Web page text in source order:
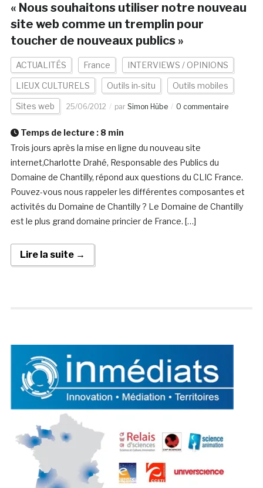
« Nous souhaitons utiliser notre nouveau
site web comme un tremplin pour
toucher de nouveaux publics »
ACTUALITÉS France INTERVIEWS / OPINIONS
LIEUX CULTURELS Outils in-situ Outils mobiles
Sites web 25/06/2012 par Simon Hübe 0 commentaire
Temps de lecture : 8 min
Trois jours après la mise en ligne du nouveau site
internet,Charlotte Drahé, Responsable des Publics du
Domaine de Chantilly, répond aux questions du CLIC France.
Pouvez-vous nous rappeler les différentes composantes et
activités du Domaine de Chantilly ? Le Domaine de Chantilly
est le plus grand domaine princier de France. […]
Lire la suite →